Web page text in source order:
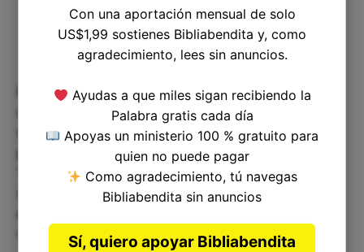
Finalmente, podemos utilizar este versículo como
una oportunidad para orar por aquellos que están
siendo engañados por falsas enseñanzas o por
personas que buscan aprovecharse de su fe.
También podemos orar para que Dios nos dé
sabiduría y discernimiento para evitar caer en el
engaño y para que nos guíe en su voluntad y su
Con una aportación mensual de solo
US$1,99 sostienes Bibliabendita y, como
agradecimiento, lees sin anuncios.
Ayudas a que miles sigan recibiendo la
Palabra gratis cada día
Apoyas un ministerio 100 % gratuito para
quien no puede pagar
Como agradecimiento, tú navegas
Bibliabendita sin anuncios
Sí, quiero apoyar Bibliabendita